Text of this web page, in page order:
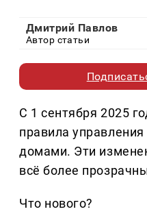
Дмитрий Павлов
Автор статьи
С 1 сентября 2025
правила
домами. Эти
всё более
Что нового?